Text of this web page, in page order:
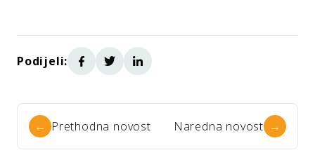
Podijeli:
← Prethodna novost Naredna novost →